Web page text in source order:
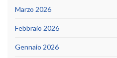
Marzo 2026
Febbraio 2026
Gennaio 2026